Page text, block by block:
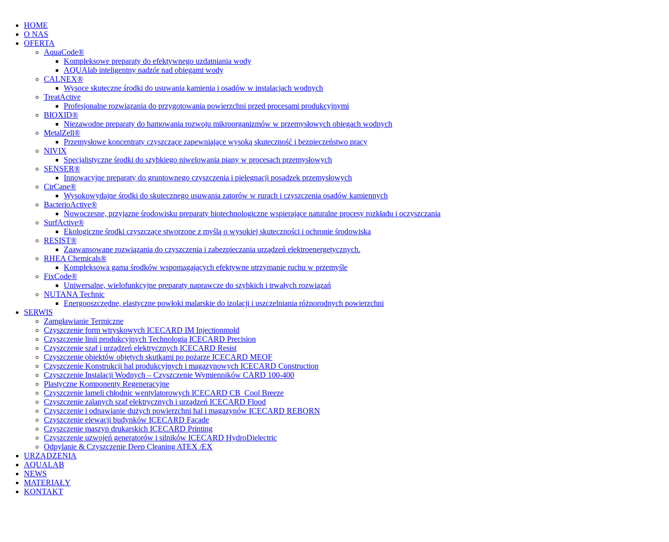
treści
HOME
O NAS
OFERTA
AquaCode®
Kompleksowe preparaty do efektywnego uzdatniania wody
AQUAlab inteligentny nadzór nad obiegami wody
CALNEX®
Wysoce skuteczne środki do usuwania kamienia i osadów w instalacjach wodnych
TreatActive
Profesjonalne rozwiązania do przygotowania powierzchni przed procesami produkcyjnymi
BIOXID®
Niezawodne preparaty do hamowania rozwoju mikroorganizmów w przemysłowych obiegach wodnych
MetalZell®
Przemysłowe koncentraty czyszczące zapewniające wysoką skuteczność i bezpieczeństwo pracy
NIVIX
Specjalistyczne środki do szybkiego niwelowania piany w procesach przemysłowych
SENSER®
Innowacyjne preparaty do gruntownego czyszczenia i pielęgnacji posadzek przemysłowych
CirCane®
Wysokowydajne środki do skutecznego usuwania zatorów w rurach i czyszczenia osadów kamiennych
BacterioActive®
Nowoczesne, przyjazne środowisku preparaty biotechnologiczne wspierające naturalne procesy rozkładu i oczyszczania
SurfActive®
Ekologiczne środki czyszczące stworzone z myślą o wysokiej skuteczności i ochronie środowiska
RESIST®
Zaawansowane rozwiązania do czyszczenia i zabezpieczania urządzeń elektroenergetycznych.
RHEA Chemicals®
Kompleksowa gama środków wspomagających efektywne utrzymanie ruchu w przemyśle
FixCode®
Uniwersalne, wielofunkcyjne preparaty naprawcze do szybkich i trwałych rozwiązań
NUTANA Technic
Energooszczędne, elastyczne powłoki malarskie do izolacji i uszczelniania różnorodnych powierzchni
SERWIS
Zamgławianie Termiczne
Czyszczenie form wtryskowych ICECARD IM Injectionmold
Czyszczenie linii produkcyjnych Technologią ICECARD Precision
Czyszczenie szaf i urządzeń elektrycznych ICECARD Resist
Czyszczenie obiektów objętych skutkami po pożarze ICECARD MEOF
Czyszczenie Konstrukcji hal produkcyjnych i magazynowych ICECARD Construction
Czyszczenie Instalacji Wodnych – Czyszczenie Wymienników CARD 100-400
Plastyczne Komponenty Regeneracyjne
Czyszczenie lameli chłodnic wentylatorowych ICECARD CB Cool Breeze
Czyszczenie zalanych szaf elektrycznych i urządzeń ICECARD Flood
Czyszczenie i odnawianie dużych powierzchni hal i magazynów ICECARD REBORN
Czyszczenie elewacji budynków ICECARD Facade
Czyszczenie maszyn drukarskich ICECARD Printing
Czyszczenie uzwojeń generatorów i silników ICECARD HydroDielectric
Odpylanie & Czyszczenie Deep Cleaning ATEX /EX
URZĄDZENIA
AQUALAB
NEWS
MATERIAŁY
KONTAKT